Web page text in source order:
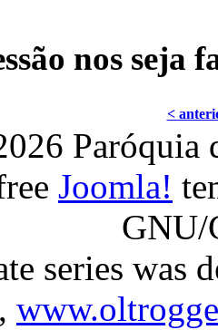
nos seja
<
Paróquia
Joomla!
GNU/
series was
,